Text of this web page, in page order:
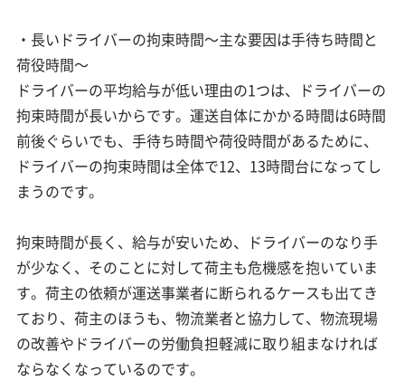
・長いドライバーの拘束時間～主な要因は手待ち時間と
荷役時間～
ドライバーの平均給与が低い理由の1つは、ドライバーの
拘束時間が長いからです。運送自体にかかる時間は6時間
前後ぐらいでも、手待ち時間や荷役時間があるために、
ドライバーの拘束時間は全体で12、13時間台になってし
まうのです。
拘束時間が長く、給与が安いため、ドライバーのなり手
が少なく、そのことに対して荷主も危機感を抱いていま
す。荷主の依頼が運送事業者に断られるケースも出てき
ており、荷主のほうも、物流業者と協力して、物流現場
の改善やドライバーの労働負担軽減に取り組まなければ
ならなくなっているのです。